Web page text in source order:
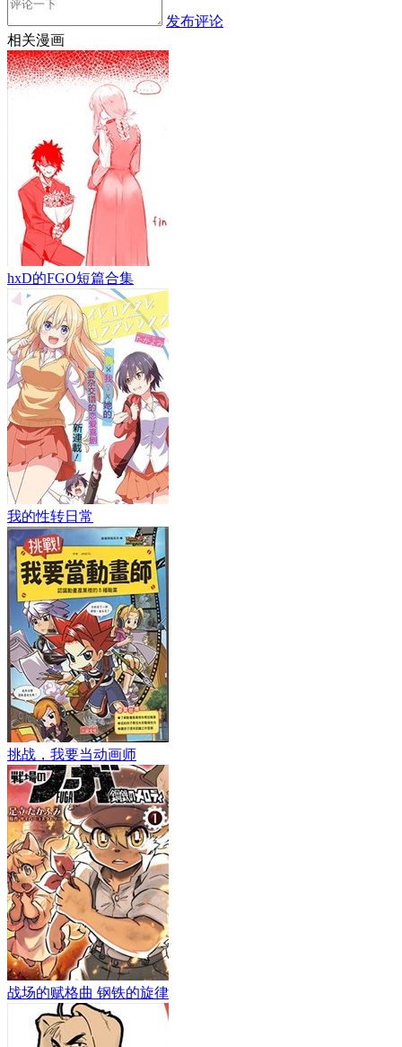
发布评论
相关漫画
hxD的FGO短篇合集
我的性转日常
挑战，我要当动画师
战场的赋格曲 钢铁的旋律